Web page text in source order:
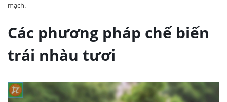
mạch.
Các phương pháp chế biến
trái nhàu tươi